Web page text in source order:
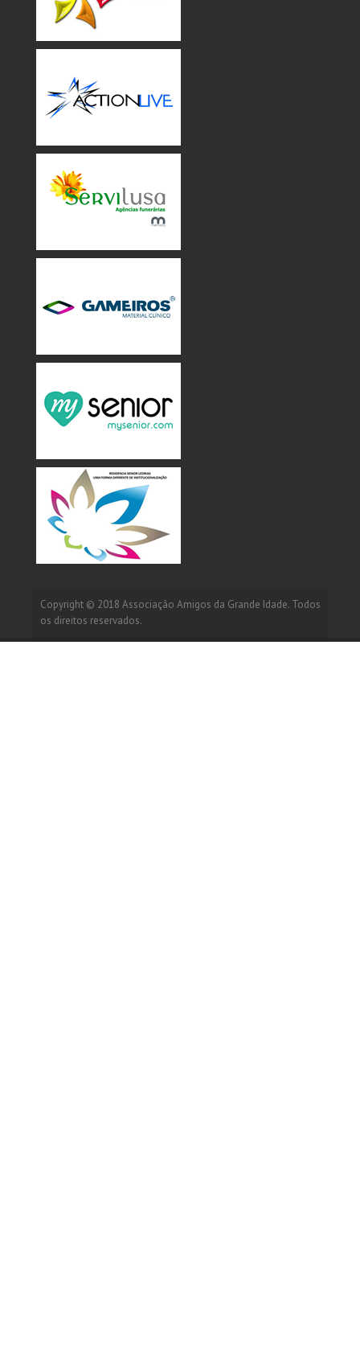
Copyright © 2018 Associação Amigos da Grande Idade. Todos
os direitos reservados.